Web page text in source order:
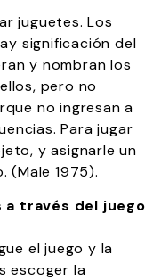
juguetes. Los
significación del
y nombran los
pero no
no ingresan a
Para jugar
y asignarle un
(Male 1975).
través del juego
el juego y la
escoger la